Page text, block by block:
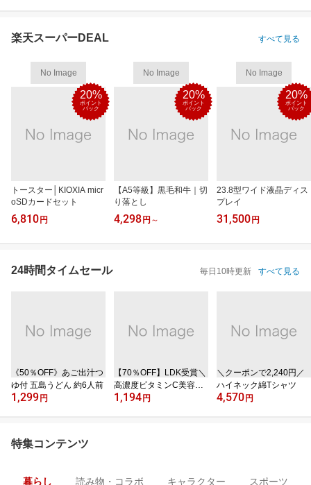
楽天スーパーDEAL すべて見る
No Image
20%
ポイント
バック
トースター│KIOXIA micr
oSDカードセット
6,810 円
No Image
20%
ポイント
バック
【A5等級】黒毛和牛｜切
り落とし
4,298 円 ～
No Image
20%
ポイント
バック
23.8型ワイド液晶ディス
プレイ
31,500 円
24時間タイムセール 毎日10時更新 すべて見る
《50％OFF》あご出汁つ
ゆ付 五島うどん 約6人前
1,299 円
【70％OFF】LDK受賞＼
高濃度ビタミンC美容液
／
1,194 円
＼クーポンで2,240円／
ハイネック綿Tシャツ
4,570 円
特集コンテンツ
暮らし 読み物・コラボ キャラクター スポーツ